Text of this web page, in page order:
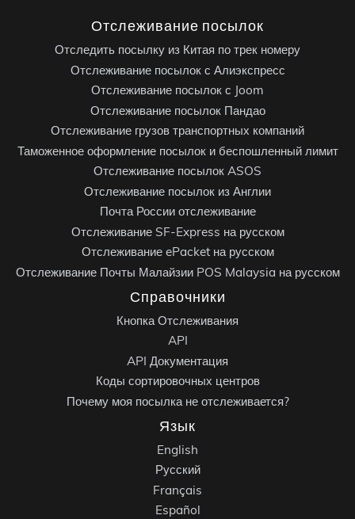
Отслеживание посылок
Отследить посылку из Китая по трек номеру
Отслеживание посылок с Алиэкспресс
Отслеживание посылок с Joom
Отслеживание посылок Пандао
Отслеживание грузов транспортных компаний
Таможенное оформление посылок и беспошленный лимит
Отслеживание посылок ASOS
Отслеживание посылок из Англии
Почта России отслеживание
Отслеживание SF-Express на русском
Отслеживание ePacket на русском
Отслеживание Почты Малайзии POS Malaysia на русском
Справочники
Кнопка Отслеживания
API
API Документация
Коды сортировочных центров
Почему моя посылка не отслеживается?
Язык
English
Русский
Français
Español